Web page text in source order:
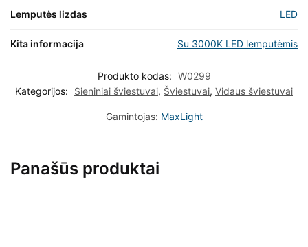
Lemputės lizdas LED
Kita informacija Su 3000K LED lemputėmis
Produkto kodas: W0299
Kategorijos:
Sieniniai šviestuvai, Šviestuvai, Vidaus šviestuvai
Gamintojas: MaxLight
Panašūs produktai